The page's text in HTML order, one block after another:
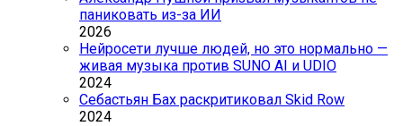
паниковать из-за ИИ
2026
Нейросети лучше людей, но это нормально —
живая музыка против SUNO AI и UDIO
2024
Себастьян Бах раскритиковал Skid Row
2024